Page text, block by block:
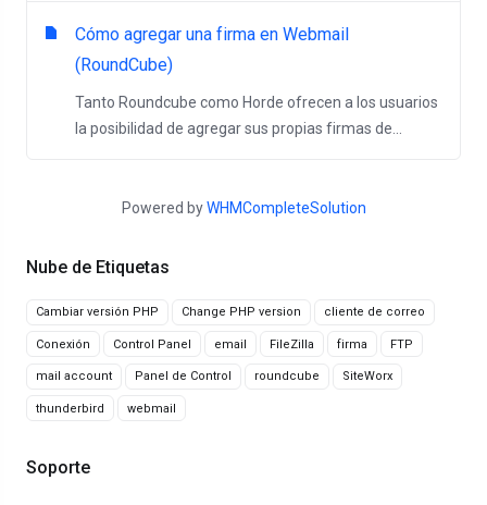
Nube de Etiquetas
Cambiar versión PHP Change PHP version cliente de correo
Conexión Control Panel email FileZilla firma FTP
mail account Panel de Control roundcube SiteWorx
thunderbird webmail
Soporte
Cómo agregar una firma en Webmail
(RoundCube)
Tanto Roundcube como Horde ofrecen a los usuarios
la posibilidad de agregar sus propias firmas de...
Powered byWHMCompleteSolution